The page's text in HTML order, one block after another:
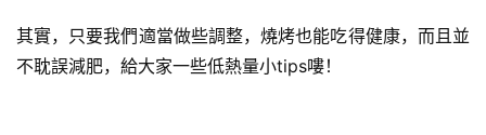
其實，只要我們適當做些調整，燒烤也能吃得健康，而且並
不耽誤減肥，給大家一些低熱量小tips嘍！